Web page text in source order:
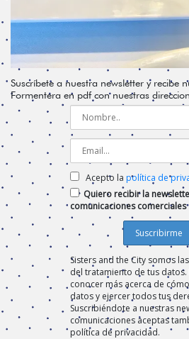
Suscríbete a nuestra newsletter y recibe
Formentera en pdf con nuestras
Acepto la política de
Quiero recibir la
comunicaciones comerciales
Sisters and the City somos
del tratamiento de tus datos.
conocer más acerca de
datos y ejercer todos tus
Suscribiéndote a nuestras
comunicaciones aceptas
política de privacidad.